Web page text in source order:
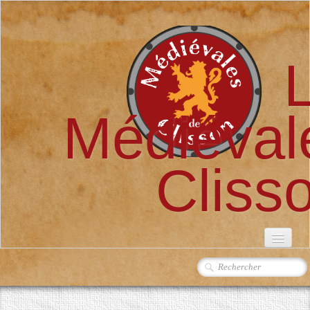
L'ASSOCIATION▼